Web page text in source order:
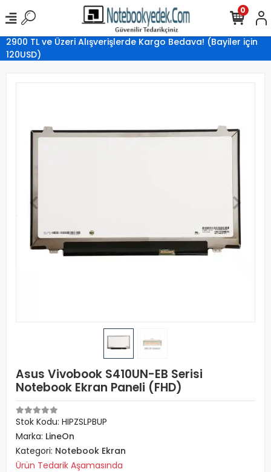
2900 TL ve Üzeri Alışverişlerde Kargo Bedava! (Bayiler için
120USD)
0
Asus Vivobook S410UN-EB Serisi
Notebook Ekran Paneli (FHD)
Stok Kodu: HIPZSLPBUP
Marka: LineOn
Kategori: Notebook Ekran
Ürün Tedarik Aşamasında